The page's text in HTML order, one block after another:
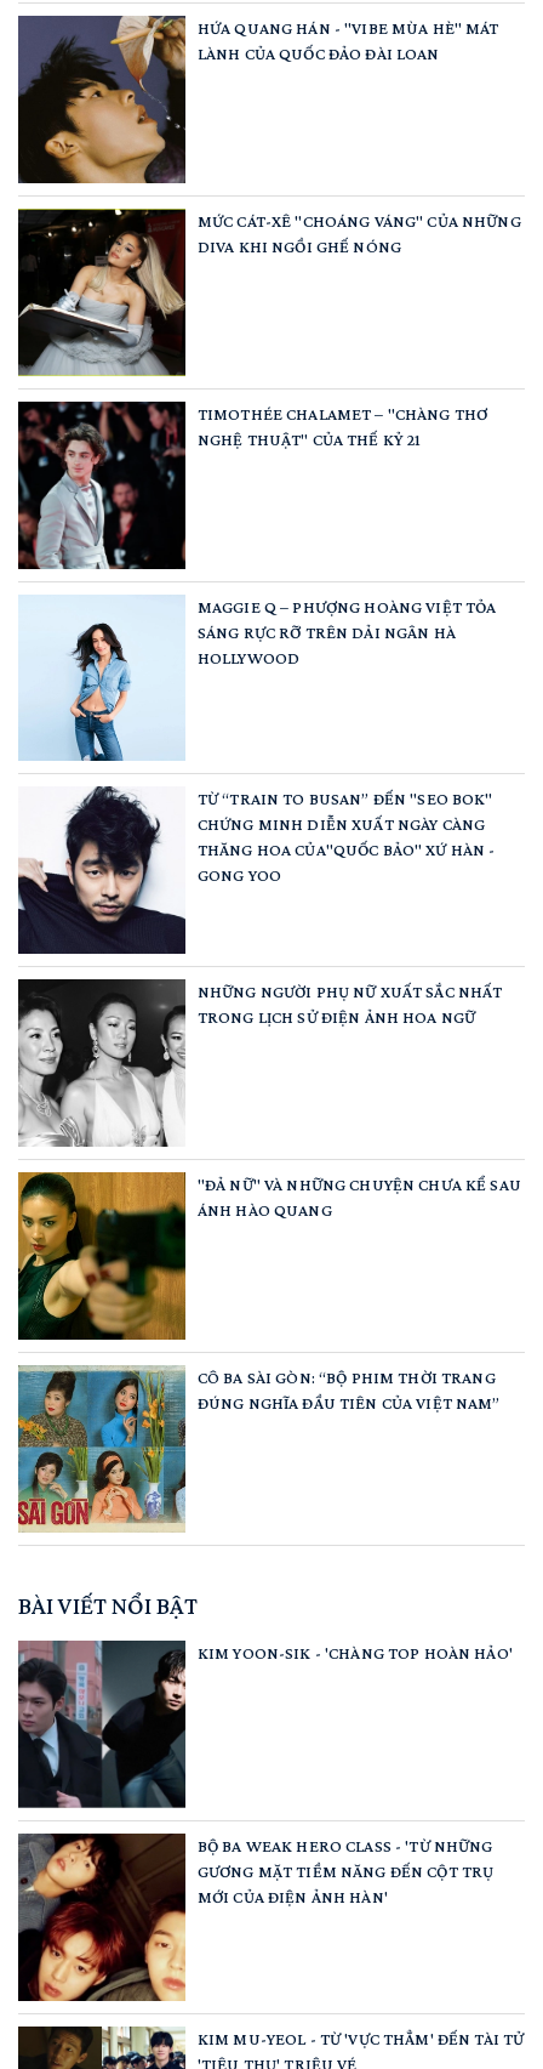
HỨA QUANG HÁN - "VIBE MÙA HÈ" MÁT
LÀNH CỦA QUỐC ĐẢO ĐÀI LOAN
MỨC CÁT-XÊ "CHOÁNG VÁNG" CỦA NHỮNG
DIVA KHI NGỒI GHẾ NÓNG
TIMOTHÉE CHALAMET – "CHÀNG THƠ
NGHỆ THUẬT" CỦA THẾ KỶ 21
MAGGIE Q – PHƯỢNG HOÀNG VIỆT TỎA
SÁNG RỰC RỠ TRÊN DẢI NGÂN HÀ
HOLLYWOOD
TỪ “TRAIN TO BUSAN” ĐẾN "SEO BOK"
CHỨNG MINH DIỄN XUẤT NGÀY CÀNG
THĂNG HOA CỦA"QUỐC BẢO" XỨ HÀN -
GONG YOO
NHỮNG NGƯỜI PHỤ NỮ XUẤT SẮC NHẤT
TRONG LỊCH SỬ ĐIỆN ẢNH HOA NGỮ
"ĐẢ NỮ" VÀ NHỮNG CHUYỆN CHƯA KỂ SAU
ÁNH HÀO QUANG
CÔ BA SÀI GÒN: “BỘ PHIM THỜI TRANG
ĐÚNG NGHĨA ĐẦU TIÊN CỦA VIỆT NAM”
BÀI VIẾT NỔI BẬT
KIM YOON-SIK - 'CHÀNG TOP HOÀN HẢO'
BỘ BA WEAK HERO CLASS - 'TỪ NHỮNG
GƯƠNG MẶT TIỀM NĂNG ĐẾN CỘT TRỤ
MỚI CỦA ĐIỆN ẢNH HÀN'
KIM MU-YEOL - TỪ 'VỰC THẲM' ĐẾN TÀI TỬ
'TIÊU THỤ' TRIỆU VÉ